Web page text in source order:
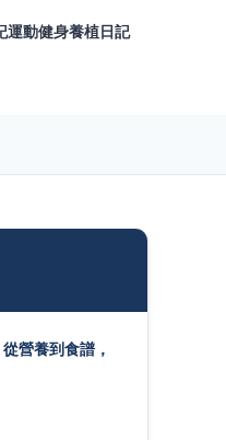
運動健身養植日記
營養到食譜，